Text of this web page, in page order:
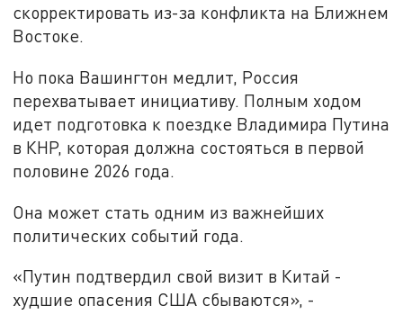
скорректировать из-за конфликта на Ближнем
Востоке.
Но пока Вашингтон медлит, Россия
перехватывает инициативу. Полным ходом
идет подготовка к поездке Владимира Путина
в КНР, которая должна состояться в первой
половине 2026 года.
Она может стать одним из важнейших
политических событий года.
«Путин подтвердил свой визит в Китай -
худшие опасения США сбываются», -